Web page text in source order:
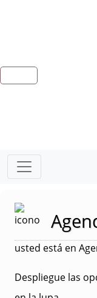
usted está en
Despliegue las